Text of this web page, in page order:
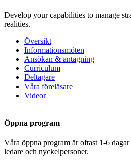
Develop your capabilities to manage
realities.
Översikt
Informationsmöten
Ansökan & antagning
Curriculum
Deltagare
Våra föreläsare
Videor
Öppna program
Våra öppna program är oftast 1-6
ledare och nyckelpersoner.